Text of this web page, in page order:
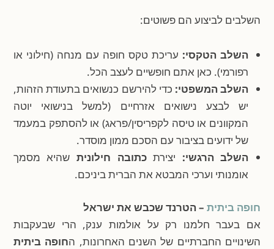
השלבים לביצוע הם פשוטים:
השלב הטקסי:עריכת טקס חופה עם מנחה (חילוני או
רפורמי). כאן אתם חופשיים לעצב הכל.
השלב המשפטי:כדי להירשם כנשואים בתעודת הזהות,
יש לבצע נישואים אזרחיים (למשל בנישואי יוטה
המקוונים או טיסה לקפריסין/פראג) או להסתפק במעמד
של ידועים בציבור עם הסכם ממון מוסדר.
השלב הרגשי:יצירת כתובה חילוניתשהיא מסמך
אומנותי וערכי המבטא את הברית ביניכם.
חופה ביתית– הטרנד שכבש את ישראל
אם בעבר חלמנו רק על אולמות ענק, הרי שבעקבות
השינויים החברתיים של השנים האחרונות, החופה ביתית